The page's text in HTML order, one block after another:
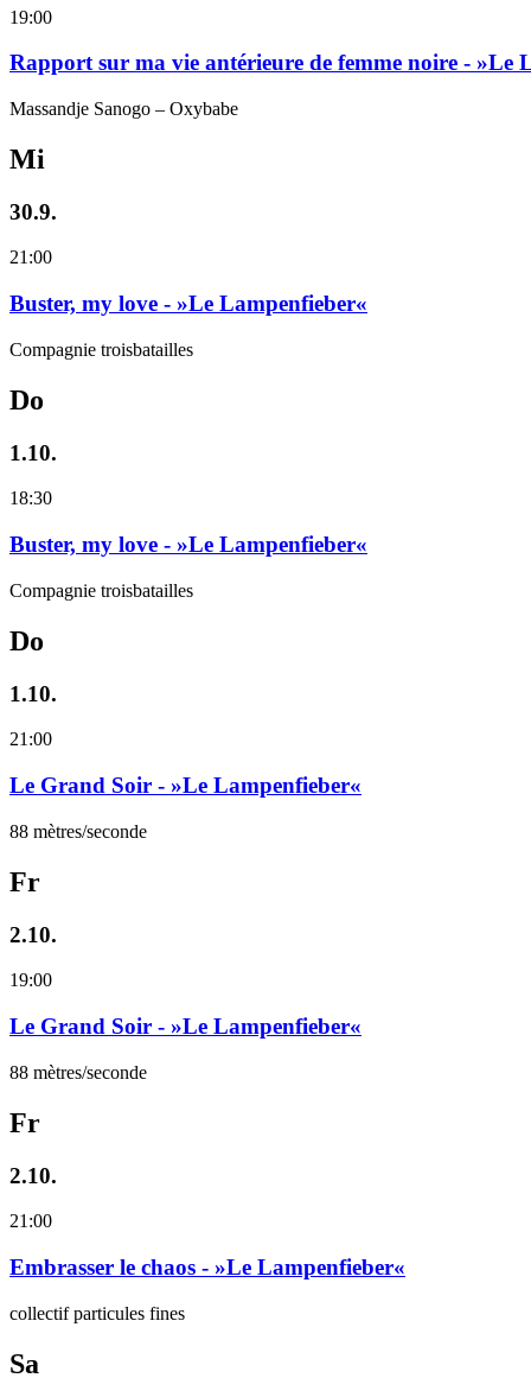
19:00
Rapport sur ma vie antérieure de femme noire - »Le
Massandje Sanogo – Oxybabe
Mi
30.9.
21:00
Buster, my love - »Le Lampenfieber«
Compagnie troisbatailles
Do
1.10.
18:30
Buster, my love - »Le Lampenfieber«
Compagnie troisbatailles
Do
1.10.
21:00
Le Grand Soir - »Le Lampenfieber«
88 mètres/seconde
Fr
2.10.
19:00
Le Grand Soir - »Le Lampenfieber«
88 mètres/seconde
Fr
2.10.
21:00
Embrasser le chaos - »Le Lampenfieber«
collectif particules fines
Sa